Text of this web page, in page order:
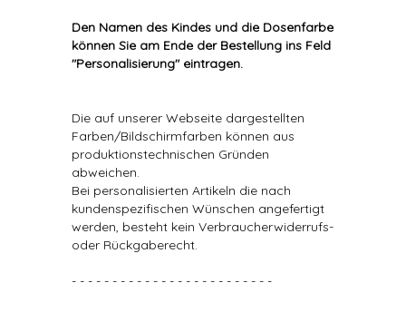
Den Namen des Kindes und die Dosenfarbe
können Sie am Ende der Bestellung ins Feld
"Personalisierung" eintragen.
Die auf unserer Webseite dargestellten
Farben/Bildschirmfarben können aus
produktionstechnischen Gründen
abweichen.
Bei personalisierten Artikeln die nach
kundenspezifischen Wünschen angefertigt
werden, besteht kein Verbraucherwiderrufs-
oder Rückgaberecht.
- - - - - - - - - - - - - - - - - - - - - - - - -